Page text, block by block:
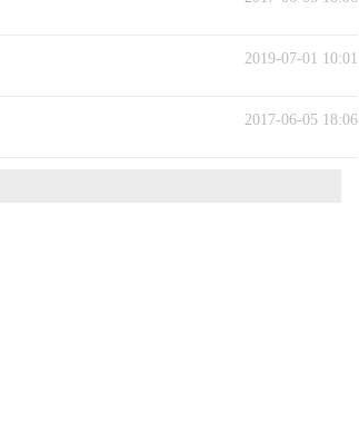
2019-07-01 10:01
2017-06-05 18:06